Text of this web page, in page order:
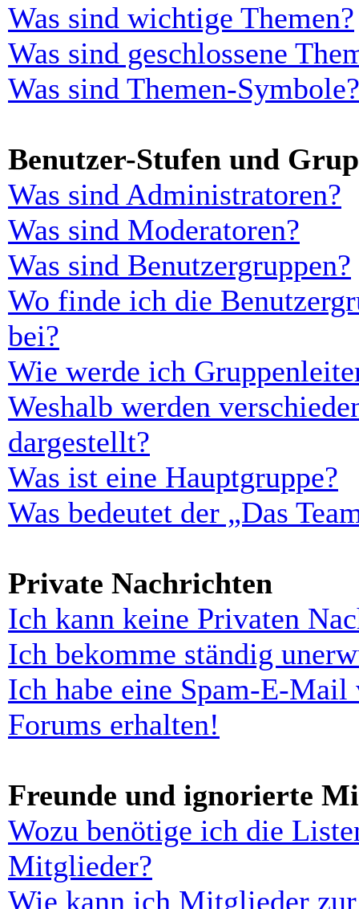
Was sind wichtige Themen?
Was sind geschlossene
Was sind Themen-Symbole?
Benutzer-Stufen und
Was sind Administratoren?
Was sind Moderatoren?
Was sind Benutzergruppen?
Wo finde ich die
bei?
Wie werde ich
Weshalb werden
dargestellt?
Was ist eine Hauptgruppe?
Was bedeutet der „Das
Private Nachrichten
Ich kann keine Privaten
Ich bekomme ständig
Ich habe eine Spam-E-
Forums erhalten!
Freunde und ignorierte
Wozu benötige ich die
Mitglieder?
Wie kann ich Mitglieder